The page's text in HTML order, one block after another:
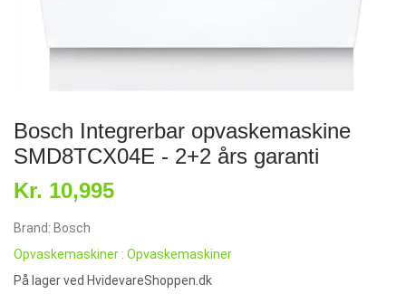
Bosch Integrerbar opvaskemaskine
SMD8TCX04E - 2+2 års garanti
Kr. 10,995
Brand: Bosch
Opvaskemaskiner : Opvaskemaskiner
På lager ved HvidevareShoppen.dk